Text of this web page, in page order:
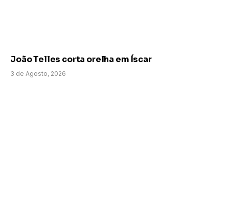
João Telles corta orelha em Íscar
3 de Agosto, 2026